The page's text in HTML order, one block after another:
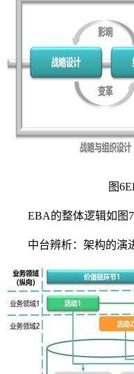
图
EBA的整体逻辑如图7
中台辨析：架构的演